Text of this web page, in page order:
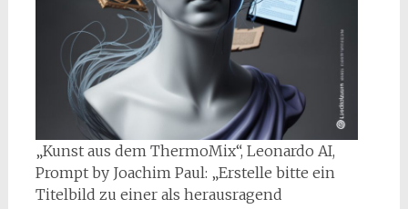
„Kunst aus dem ThermoMix“, Leonardo AI,
Prompt by Joachim Paul: „Erstelle bitte ein
Titelbild zu einer als herausragend